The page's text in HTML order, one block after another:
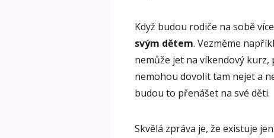
Když budou rodiče na sobě
svým dětem. Vezměme
nemůže jet na víkendový kurz,
nemohou dovolit tam nejet a
budou to přenášet na své děti.
Skvělá zpráva je, že existuje